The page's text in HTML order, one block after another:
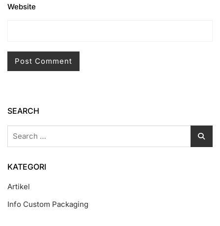
Website
SEARCH
KATEGORI
Artikel
Info Custom Packaging